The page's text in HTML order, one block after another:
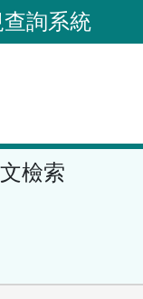
詢系統
檢索